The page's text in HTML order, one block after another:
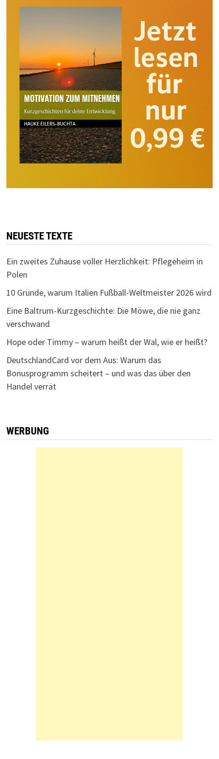
NEUESTE TEXTE
Ein zweites Zuhause voller Herzlichkeit: Pflegeheim in
Polen
10 Gründe, warum Italien Fußball-Weltmeister 2026 wird
Eine Baltrum-Kurzgeschichte: Die Möwe, die nie ganz
verschwand
Hope oder Timmy – warum heißt der Wal, wie er heißt?
DeutschlandCard vor dem Aus: Warum das
Bonusprogramm scheitert – und was das über den
Handel verrät
WERBUNG